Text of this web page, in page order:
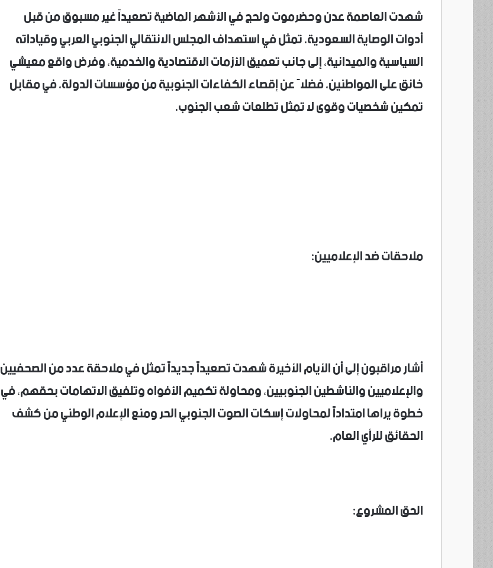
شهدت العاصمة عدن وحضرموت ولحج في الأشهر الماضية تصعيداً غير مسبوق من قبل
أدوات الوصاية السعودية، تمثل في استهداف المجلس الانتقالي الجنوبي العربي وقياداته
السياسية والميدانية، إلى جانب تعميق الأزمات الاقتصادية والخدمية، وفرض واقع معيشي
خانق على المواطنين، فضلاً عن إقصاء الكفاءات الجنوبية من مؤسسات الدولة، في مقابل
تمكين شخصيات وقوى لا تمثل تطلعات شعب الجنوب.
ملاحقات ضد الإعلاميين:
أشار مراقبون إلى أن الأيام الأخيرة شهدت تصعيداً جديداً تمثل في ملاحقة عدد من الصحفيين
والإعلاميين والناشطين الجنوبيين، ومحاولة تكميم الأفواه وتلفيق الاتهامات بحقهم، في
خطوة يراها امتداداً لمحاولات إسكات الصوت الجنوبي الحر ومنع الإعلام الوطني من كشف
الحقائق للرأي العام.
الحق المشروع: